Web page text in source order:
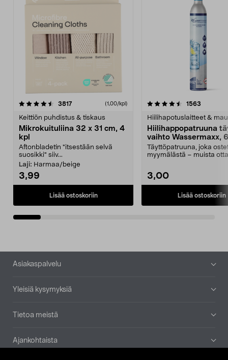
3817arvostelut (1,00/kpl)
Keittiön puhdistus & tiskaus
Mikrokuituliina 32 x 31 cm, 4
kpl
Aftonbladetin "itsestään selvä
suosikki" siiv...
Laji: Harmaa/beige
3,99
Lisää ostoskoriin
4.5viidestä
1563
Hiilihapotuslaitteet &
Hiilihappopatruuna
vaihto Wassermaxx,
Täyttöpatruuna, joka
myymälästä – muista
3,00
Lisää ostoskoriin
4.5viidestä
Alatunniste
Asiakaspalvelu
Yleisiä kysymyksiä
Tietoa meistä
Ajankohtaista